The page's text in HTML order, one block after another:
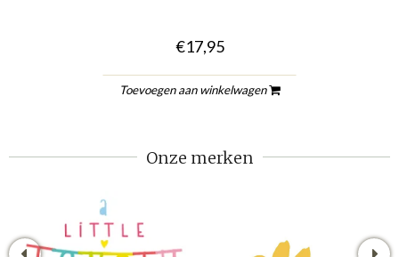
€17,95
Toevoegen aan winkelwagen
Onze merken